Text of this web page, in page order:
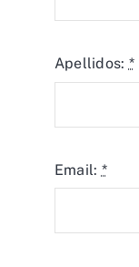
Apellidos: *
Email: *